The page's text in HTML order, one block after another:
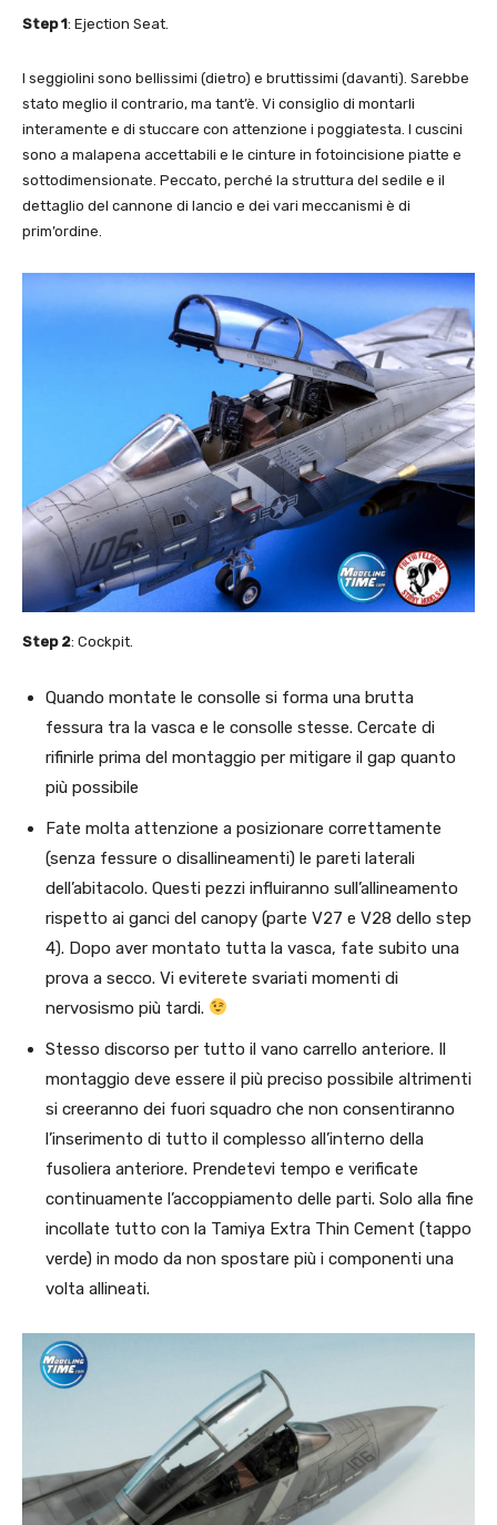
Step 1: Ejection Seat.
I seggiolini sono bellissimi (dietro) e bruttissimi (davanti). Sarebbe
stato meglio il contrario, ma tant’è. Vi consiglio di montarli
interamente e di stuccare con attenzione i poggiatesta. I cuscini
sono a malapena accettabili e le cinture in fotoincisione piatte e
sottodimensionate. Peccato, perché la struttura del sedile e il
dettaglio del cannone di lancio e dei vari meccanismi è di
prim’ordine.
Step 2: Cockpit.
Quando montate le consolle si forma una brutta
fessura tra la vasca e le consolle stesse. Cercate di
rifinirle prima del montaggio per mitigare il gap quanto
più possibile
Fate molta attenzione a posizionare correttamente
(senza fessure o disallineamenti) le pareti laterali
dell’abitacolo. Questi pezzi influiranno sull’allineamento
rispetto ai ganci del canopy (parte V27 e V28 dello step
4). Dopo aver montato tutta la vasca, fate subito una
prova a secco. Vi eviterete svariati momenti di
nervosismo più tardi.
Stesso discorso per tutto il vano carrello anteriore. Il
montaggio deve essere il più preciso possibile altrimenti
si creeranno dei fuori squadro che non consentiranno
l’inserimento di tutto il complesso all’interno della
fusoliera anteriore. Prendetevi tempo e verificate
continuamente l’accoppiamento delle parti. Solo alla fine
incollate tutto con la Tamiya Extra Thin Cement (tappo
verde) in modo da non spostare più i componenti una
volta allineati.